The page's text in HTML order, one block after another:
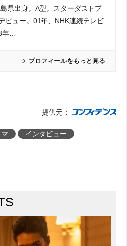
県出身。A型。スターダストプ
ビュー。01年、NHK連続テレビ
年…
プロフィールをもっと見る
提供元：
マ インタビュー